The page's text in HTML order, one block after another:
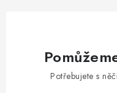
Potřebujete s